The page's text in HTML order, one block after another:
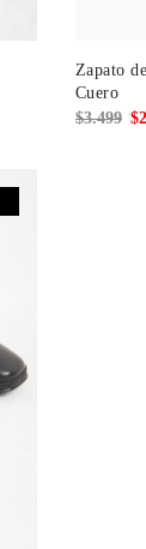
Zapato
Cuero
$3.499 El
$